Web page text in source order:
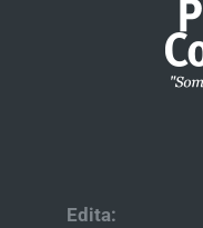
Edita: